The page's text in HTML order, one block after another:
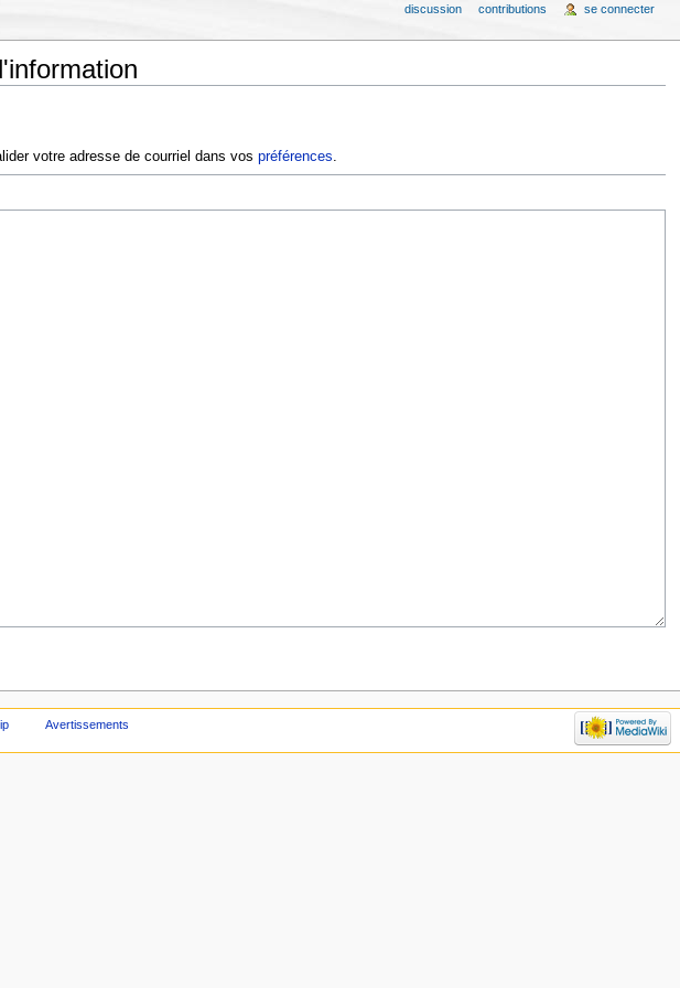
votre adresse de courriel dans vos préférences.
discussion contributions se connecter
Avertissements